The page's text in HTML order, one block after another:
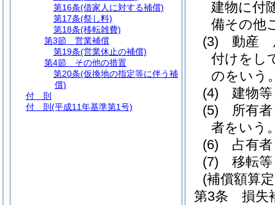
建物に付
備その他
(3)
動産
付けをし
のをいう
(4)
建物
(5)
所有
者をいう
(6)
占有
(7)
移転
(補償額算
第3条
損失
第16条(借家人に対する補償)
第17条(祭し料)
第18条(移転雑費)
第3節
営業補償
第19条(営業休止の補償)
第4節
その他の措置
第20条(仮換地の指定等に伴う補
償)
付 則
付 則 (平成11年基準第1号)